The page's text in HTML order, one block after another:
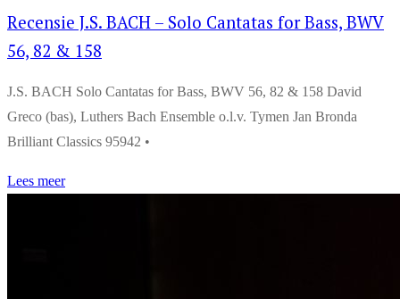
Recensie J.S. BACH – Solo Cantatas for Bass, BWV
56, 82 & 158
J.S. BACH Solo Cantatas for Bass, BWV 56, 82 & 158 David
Greco (bas), Luthers Bach Ensemble o.l.v. Tymen Jan Bronda
Brilliant Classics 95942 •
Lees meer